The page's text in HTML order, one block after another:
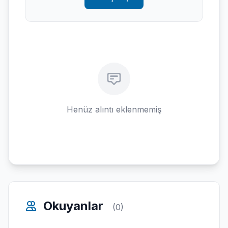
Henüz alıntı eklenmemiş
Okuyanlar (0)